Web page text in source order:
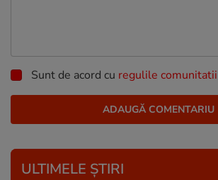
Sunt de acord cu regulile comunitatii
ULTIMELE ȘTIRI